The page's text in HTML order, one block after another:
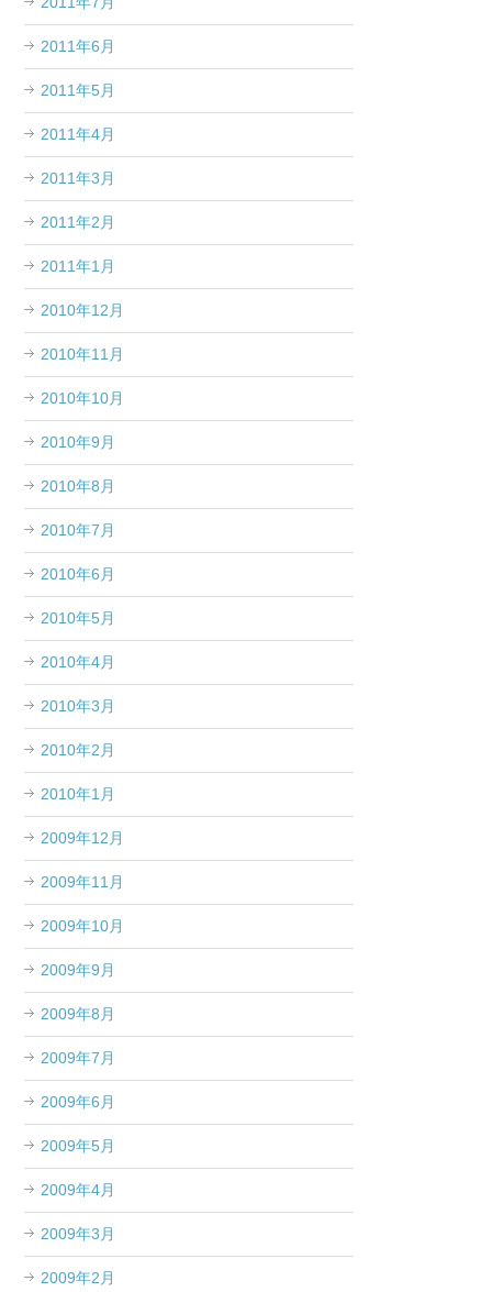
2011年6月
2011年5月
2011年4月
2011年3月
2011年2月
2011年1月
2010年12月
2010年11月
2010年10月
2010年9月
2010年8月
2010年7月
2010年6月
2010年5月
2010年4月
2010年3月
2010年2月
2010年1月
2009年12月
2009年11月
2009年10月
2009年9月
2009年8月
2009年7月
2009年6月
2009年5月
2009年4月
2009年3月
2009年2月